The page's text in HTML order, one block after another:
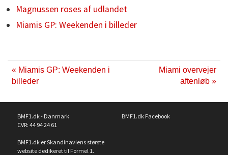
Magnussen roses af udlandet
Miamis GP: Weekenden i billeder
« Miamis GP: Weekenden i
billeder
Miami overvejer
aftenløb »
BMF1.dk - Danmark
CVR: 44 94 24 61
BMF1.dk er Skandinaviens største
website dedikeret til Formel 1.
BMF1.dk Facebook